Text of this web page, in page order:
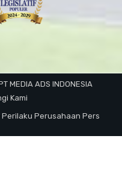
ADS INDONESIA
Kami
Perilaku Perusahaan Pers